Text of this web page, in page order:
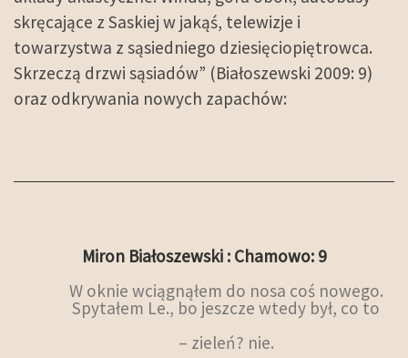
skręcające z Saskiej w jakąś, telewizje i
towarzystwa z sąsiedniego dziesięciopiętrowca.
Skrzeczą drzwi sąsiadów” (Białoszewski 2009: 9)
oraz odkrywania nowych zapachów:
Miron Białoszewski : Chamowo: 9
W oknie wciągnąłem do nosa coś nowego.
Spytałem Le., bo jeszcze wtedy był, co to
– zieleń? nie.